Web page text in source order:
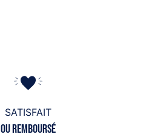
SATISFAIT
ou remboursé